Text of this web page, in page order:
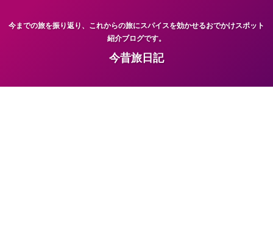
今までの旅を振り返り、これからの旅にスパイスを効かせるおでかけスポット
紹介ブログです。
今昔旅日記